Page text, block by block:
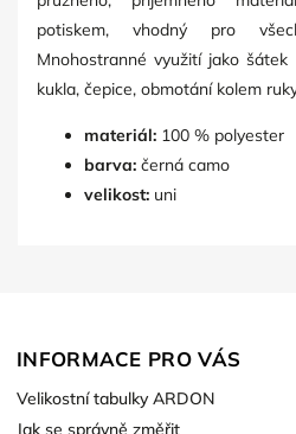
potiskem, vhodný pro
Mnohostranné využití jako
kukla, čepice, obmotání kolem
materiál: 100 % polyester
barva: černá camo
velikost: uni
INFORMACE PRO VÁS
Velikostní tabulky ARDON
Jak se správně změřit